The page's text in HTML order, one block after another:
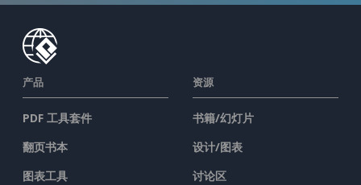
产品
PDF 工具套件
翻页书本
图表工具
资源
书籍/幻灯片
设计/图表
讨论区